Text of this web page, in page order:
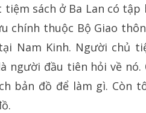
sách ở Ba Lan có tập
chính thuộc Bộ Giao
Nam Kinh. Người chủ
người đầu tiên hỏi về
bản đồ để làm gì. Còn